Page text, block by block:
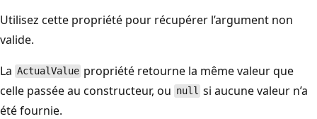
Utilisez cette propriété pour récupérer l’argument non
valide.
La ActualValue propriété retourne la même valeur que
celle passée au constructeur, ou null si aucune valeur n’a
été fournie.